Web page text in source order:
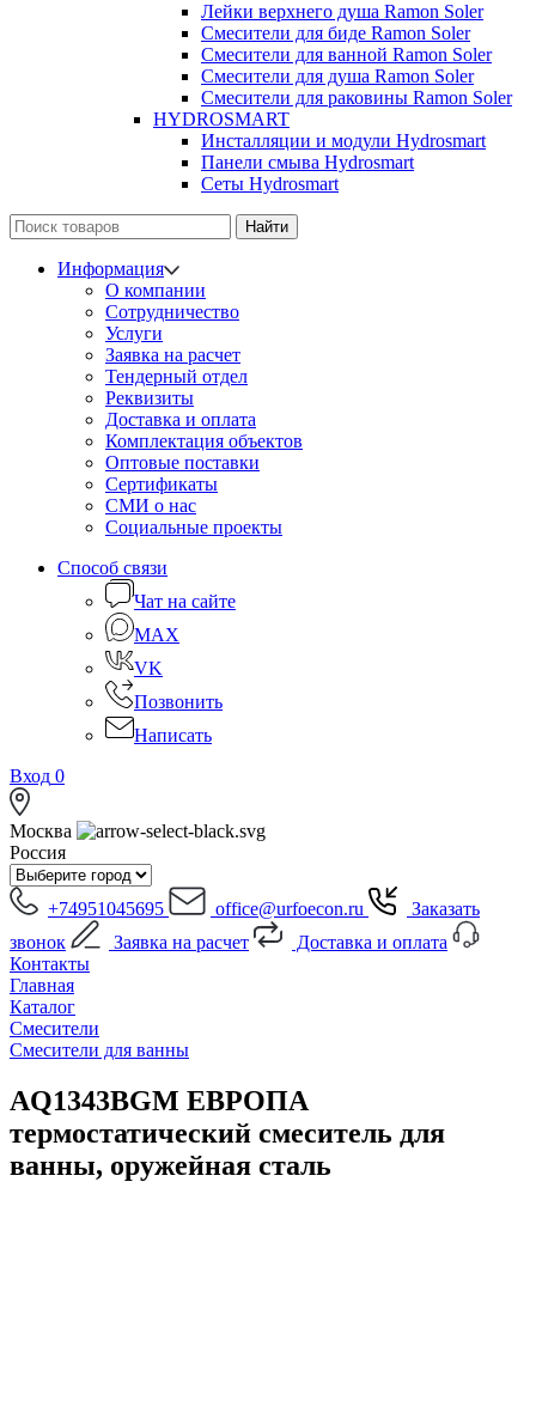
Лейки верхнего душа Ramon Soler
Смесители для биде Ramon Soler
Смесители для ванной Ramon Soler
Смесители для душа Ramon Soler
Смесители для раковины Ramon Soler
HYDROSMART
Инсталляции и модули Hydrosmart
Панели смыва Hydrosmart
Сеты Hydrosmart
Найти
Информация
О компании
Сотрудничество
Услуги
Заявка на расчет
Тендерный отдел
Реквизиты
Доставка и оплата
Комплектация объектов
Оптовые поставки
Сертификаты
СМИ о нас
Социальные проекты
Способ связи
Чат на сайте
MAX
VK
Позвонить
Написать
Вход 0
Москва
Россия
+74951045695 office@urfoecon.ru
Заказать
звонок
Заявка на расчет
Доставка и оплата
Контакты
Главная
Каталог
Смесители
Смесители для ванны
AQ1343BGM ЕВРОПА
термостатический смеситель для
ванны, оружейная сталь